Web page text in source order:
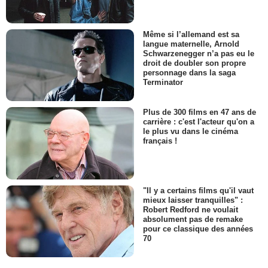
Même si l’allemand est sa
langue maternelle, Arnold
Schwarzenegger n’a pas eu le
droit de doubler son propre
personnage dans la saga
Terminator
Plus de 300 films en 47 ans de
carrière : c'est l'acteur qu'on a
le plus vu dans le cinéma
français !
"Il y a certains films qu'il vaut
mieux laisser tranquilles" :
Robert Redford ne voulait
absolument pas de remake
pour ce classique des années
70